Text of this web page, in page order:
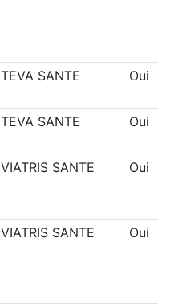
TEVA SANTE Oui
TEVA SANTE Oui
VIATRIS SANTE Oui
VIATRIS SANTE Oui